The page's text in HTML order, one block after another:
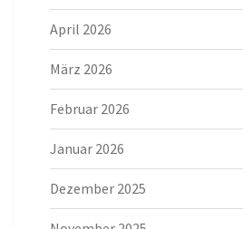
April 2026
März 2026
Februar 2026
Januar 2026
Dezember 2025